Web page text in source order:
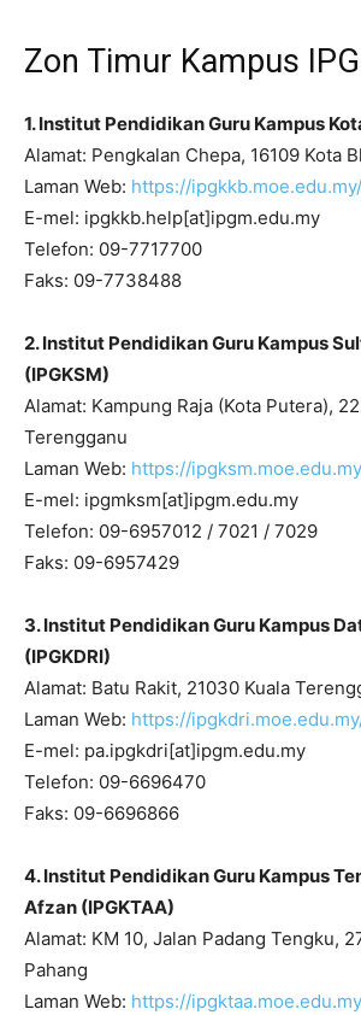
Zon Timur Kampus IPG
1. Institut Pendidikan Guru Kampus
Alamat: Pengkalan Chepa, 16109 Kota
Laman Web: https://ipgkkb.moe.edu.my/
E-mel: ipgkkb.help[at]ipgm.edu.my
Telefon: 09-7717700
Faks: 09-7738488
2. Institut Pendidikan Guru Kampus
(IPGKSM)
Alamat: Kampung Raja (Kota Putera),
Terengganu
Laman Web: https://
E-mel: ipgmksm[at]ipgm.edu.my
Telefon: 09-6957012 / 7021 / 7029
Faks: 09-6957429
3. Institut Pendidikan Guru Kampus
(IPGKDRI)
Alamat: Batu Rakit, 21030 Kuala
Laman Web: https://
E-mel: pa.ipgkdri[at]ipgm.edu.my
Telefon: 09-6696470
Faks: 09-6696866
4. Institut Pendidikan Guru Kampus
Afzan (IPGKTAA)
Alamat: KM 10, Jalan Padang Tengku,
Pahang
Laman Web: https://